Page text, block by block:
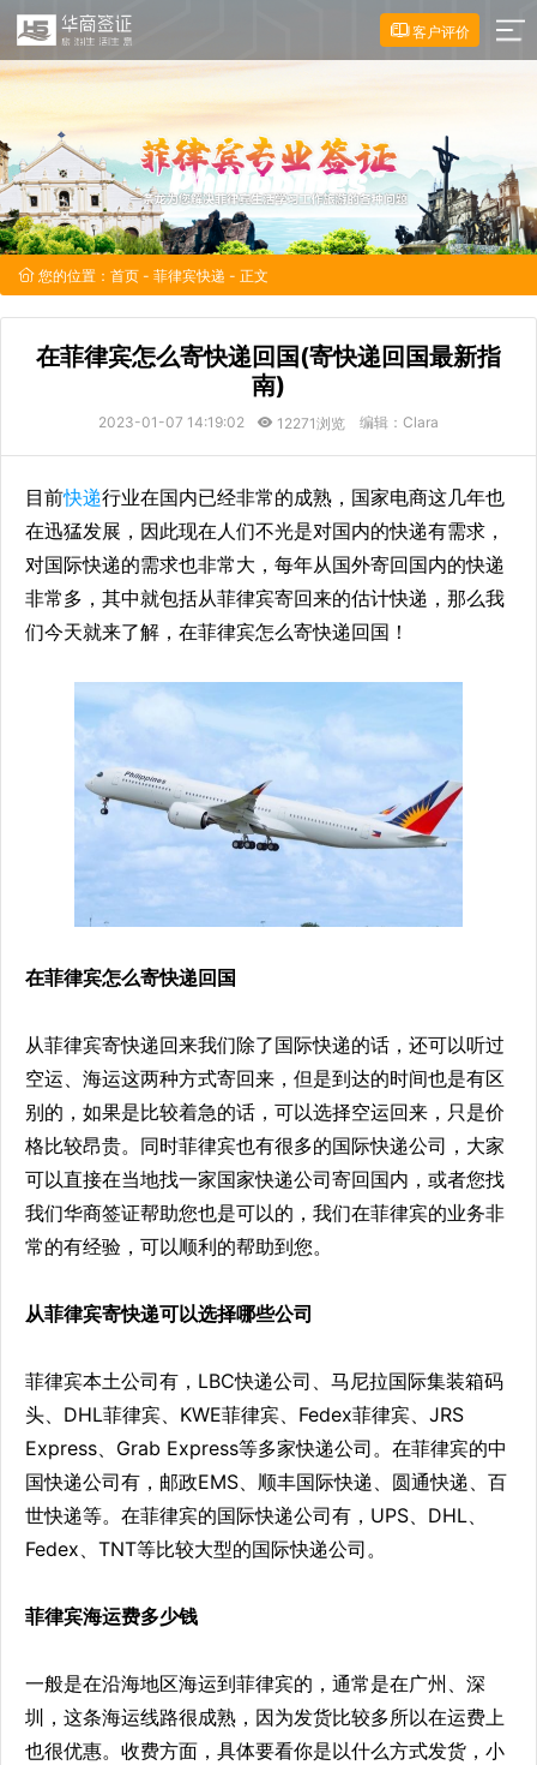
客户评价
您的位置： 首页 - 菲律宾快递 - 正文
在菲律宾怎么寄快递回国(寄快递回国最新指
南)
2023-01-07 14:19:02 12271浏览 编辑：Clara
目前快递行业在国内已经非常的成熟，国家电商这几年也
在迅猛发展，因此现在人们不光是对国内的快递有需求，
对国际快递的需求也非常大，每年从国外寄回国内的快递
非常多，其中就包括从菲律宾寄回来的估计快递，那么我
们今天就来了解，在菲律宾怎么寄快递回国！
在菲律宾怎么寄快递回国
从菲律宾寄快递回来我们除了国际快递的话，还可以听过
空运、海运这两种方式寄回来，但是到达的时间也是有区
别的，如果是比较着急的话，可以选择空运回来，只是价
格比较昂贵。同时菲律宾也有很多的国际快递公司，大家
可以直接在当地找一家国家快递公司寄回国内，或者您找
我们华商签证帮助您也是可以的，我们在菲律宾的业务非
常的有经验，可以顺利的帮助到您。
从菲律宾寄快递可以选择哪些公司
菲律宾本土公司有，LBC快递公司、马尼拉国际集装箱码
头、DHL菲律宾、KWE菲律宾、Fedex菲律宾、JRS
Express、Grab Express等多家快递公司。在菲律宾的中
国快递公司有，邮政EMS、顺丰国际快递、圆通快递、百
世快递等。在菲律宾的国际快递公司有，UPS、DHL、
Fedex、TNT等比较大型的国际快递公司。
菲律宾海运费多少钱
一般是在沿海地区海运到菲律宾的，通常是在广州、深
圳，这条海运线路很成熟，因为发货比较多所以在运费上
也很优惠。收费方面，具体要看你是以什么方式发货，小